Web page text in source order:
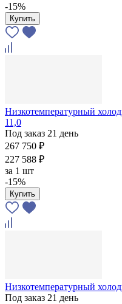
-15%
Купить
Низкотемпературный
11,0
Под заказ 21 день
267 750 ₽
227 588 ₽
за 1 шт
-15%
Купить
Низкотемпературный
Под заказ 21 день